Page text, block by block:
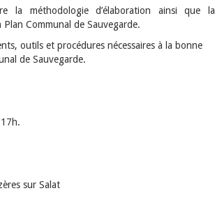
la méthodologie d’élaboration ainsi que la
Communal de Sauvegarde.
outils et procédures nécessaires à la bonne
de Sauvegarde.
sur Salat